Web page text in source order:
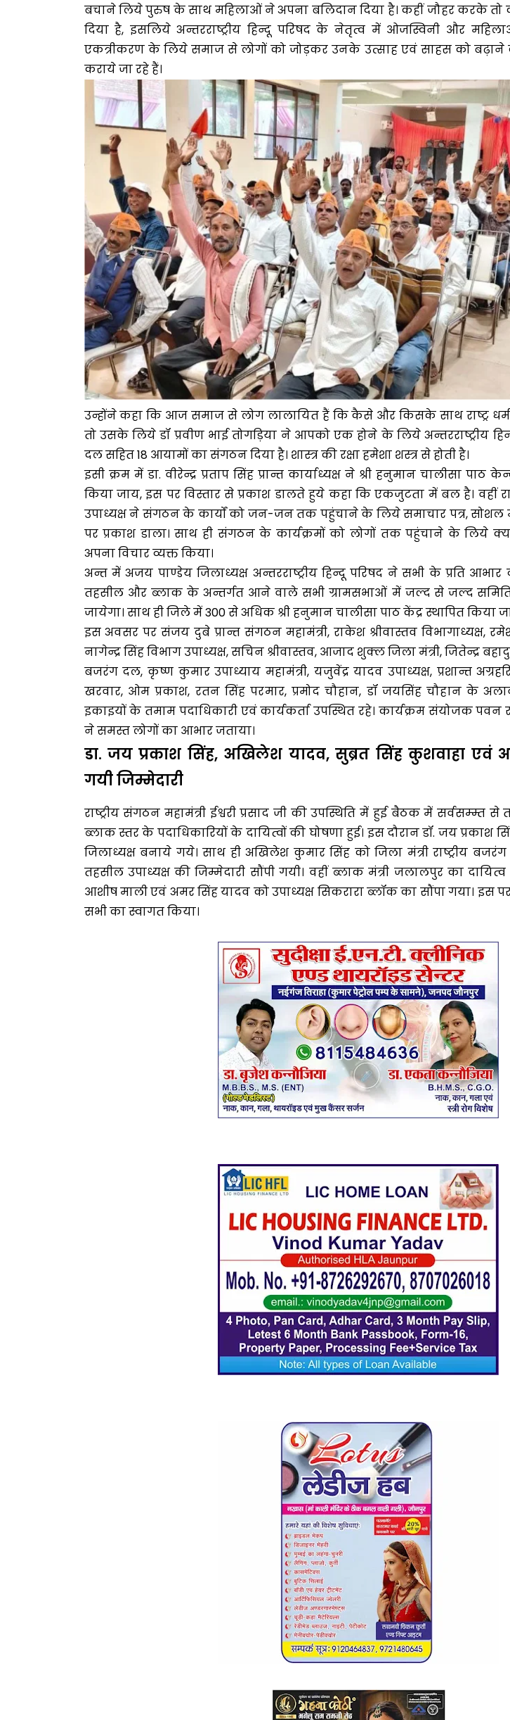
बचाने लिये पुरुष के साथ महिलाओं ने अपना बलिदान दिया है। कहीं जौहर करके तो
दिया है, इसलिये अन्तरराष्ट्रीय हिन्दू परिषद के नेतृत्व में ओजस्विनी और
एकत्रीकरण के लिये समाज से लोगों को जोड़कर उनके उत्साह एवं साहस को बढ़ाने
कराये जा रहे हैं।
उन्होंने कहा कि आज समाज से लोग लालायित हैं कि कैसे और किसके साथ राष्ट्र धर्म
तो उसके लिये डॉ प्रवीण भाई तोगड़िया ने आपको एक होने के लिये अन्तरराष्ट्रीय
दल सहित 18 आयामों का संगठन दिया है। शास्त्र की रक्षा हमेशा शस्त्र से होती है।
इसी क्रम में डा. वीरेन्द्र प्रताप सिंह प्रान्त कार्याध्यक्ष ने श्री हनुमान चालीसा पाठ
किया जाय, इस पर विस्तार से प्रकाश डालते हुये कहा कि एकजुटता में बल है। वहीं
उपाध्यक्ष ने संगठन के कार्यों को जन-जन तक पहुंचाने के लिये समाचार पत्र, सोशल
पर प्रकाश डाला। साथ ही संगठन के कार्यक्रमों को लोगों तक पहुंचाने के लिये
अपना विचार व्यक्त किया।
अन्त में अजय पाण्डेय जिलाध्यक्ष अन्तरराष्ट्रीय हिन्दू परिषद ने सभी के प्रति
तहसील और ब्लाक के अन्तर्गत आने वाले सभी ग्रामसभाओं में जल्द से जल्द
जायेगा। साथ ही जिले में 300 से अधिक श्री हनुमान चालीसा पाठ केंद्र स्थापित किया
इस अवसर पर संजय दुबे प्रान्त संगठन महामंत्री, राकेश श्रीवास्तव विभागाध्यक्ष, रमेश
नागेन्द्र सिंह विभाग उपाध्यक्ष, सचिन श्रीवास्तव, आजाद शुक्ल जिला मंत्री, जितेन्द्र
बजरंग दल, कृष्ण कुमार उपाध्याय महामंत्री, यजुवेंद्र यादव उपाध्यक्ष, प्रशान्त
खरवार, ओम प्रकाश, रतन सिंह परमार, प्रमोद चौहान, डॉ जयसिंह चौहान के
इकाइयों के तमाम पदाधिकारी एवं कार्यकर्ता उपस्थित रहे। कार्यक्रम संयोजक पवन
ने समस्त लोगों का आभार जताया।
डा. जय प्रकाश सिंह, अखिलेश यादव, सुब्रत सिंह कुशवाहा एवं
गयी जिम्मेदारी
राष्ट्रीय संगठन महामंत्री ईश्वरी प्रसाद जी की उपस्थिति में हुई बैठक में सर्वसम्म्त
ब्लाक स्तर के पदाधिकारियों के दायित्वों की घोषणा हुई। इस दौरान डॉ. जय प्रकाश
जिलाध्यक्ष बनाये गये। साथ ही अखिलेश कुमार सिंह को जिला मंत्री राष्ट्रीय
तहसील उपाध्यक्ष की जिम्मेदारी सौंपी गयी। वहीं ब्लाक मंत्री जलालपुर का
आशीष माली एवं अमर सिंह यादव को उपाध्यक्ष सिकरारा ब्लॉक का सौंपा गया। इस
सभी का स्वागत किया।